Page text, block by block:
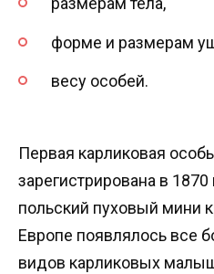
форме и размерам
весу особей.
Первая карликовая
зарегистрирована в
польский пуховый мини
Европе появлялось все
видов карликовых